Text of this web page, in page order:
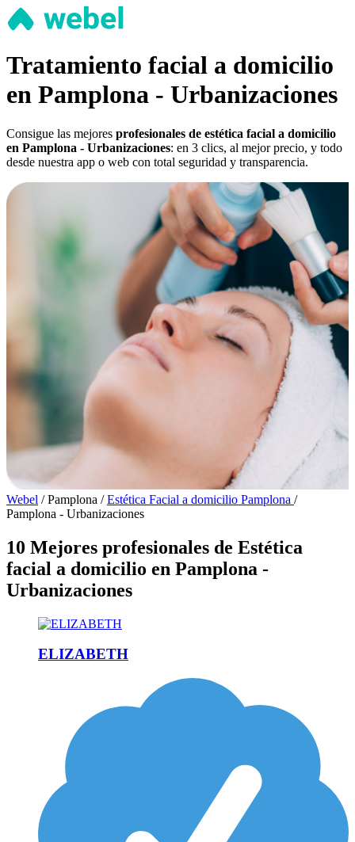
Tratamiento facial a domicilio
en Pamplona - Urbanizaciones
Consigue las mejores profesionales de estética facial a domicilio
en Pamplona - Urbanizaciones: en 3 clics, al mejor precio, y todo
desde nuestra app o web con total seguridad y transparencia.
Webel / Pamplona / Estética Facial a domicilio Pamplona /
Pamplona - Urbanizaciones
10 Mejores profesionales de Estética
facial a domicilio en Pamplona -
Urbanizaciones
ELIZABETH